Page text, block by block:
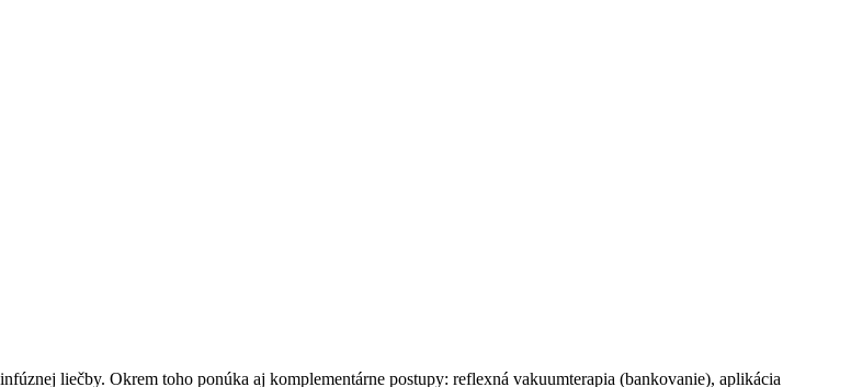
liečby. Okrem toho ponúka aj komplementárne postupy: reflexná vakuumterapia (bankovanie), aplikácia